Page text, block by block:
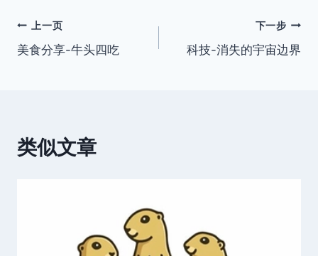
文
章
上一页
美食分享-牛头四吃
下一步
科技-消失的宇宙边界
类似文章